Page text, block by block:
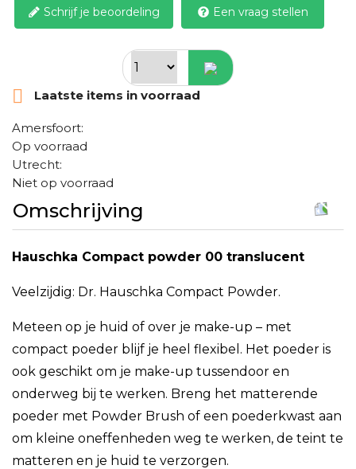
Schrijf je beoordeling Een vraag stellen
 Laatste items in voorraad
Amersfoort:
Op voorraad
Utrecht:
Niet op voorraad
Omschrijving
Hauschka Compact powder 00 translucent
Veelzijdig: Dr. Hauschka Compact Powder.
Meteen op je huid of over je make-up – met
compact poeder blijf je heel flexibel. Het poeder is
ook geschikt om je make-up tussendoor en
onderweg bij te werken. Breng het matterende
poeder met Powder Brush of een poederkwast aan
om kleine oneffenheden weg te werken, de teint te
matteren en je huid te verzorgen.